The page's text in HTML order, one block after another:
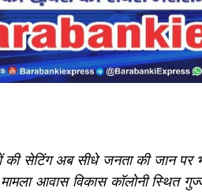
की सेटिंग अब सीधे जनता की जान पर
मामला आवास विकास कॉलोनी स्थित